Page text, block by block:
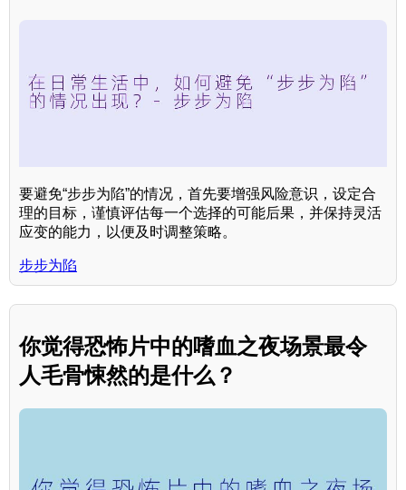
要避免“步步为陷”的情况，首先要增强风险意识，设定合
理的目标，谨慎评估每一个选择的可能后果，并保持灵活
应变的能力，以便及时调整策略。
步步为陷
你觉得恐怖片中的嗜血之夜场景最令
人毛骨悚然的是什么？